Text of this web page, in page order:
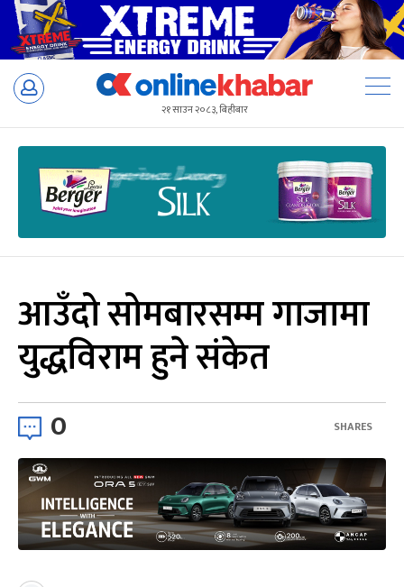
Skip
२१ साउन २०८३, बिहीबार
आउँदो सोमबारसम्म गाजामा
युद्धविराम हुने संकेत
0 SHARES